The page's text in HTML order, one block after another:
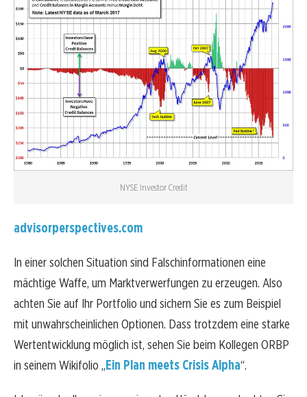
NYSE Investor Credit
advisorperspectives.com
In einer solchen Situation sind Falschinformationen eine
mächtige Waffe, um Marktverwerfungen zu erzeugen. Also
achten Sie auf Ihr Portfolio und sichern Sie es zum Beispiel
mit unwahrscheinlichen Optionen. Dass trotzdem eine starke
Wertentwicklung möglich ist, sehen Sie beim Kollegen ORBP
in seinem Wikifolio „Ein Plan meets Crisis Alpha“.